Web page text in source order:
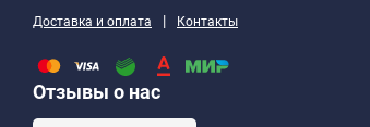
Доставка и оплата | Контакты
Отзывы о нас